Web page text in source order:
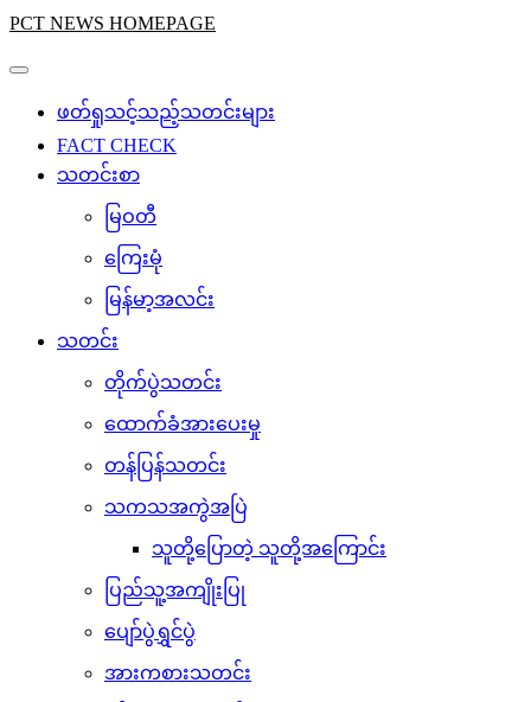
PCT NEWS HOMEPAGE
ဖတ်ရှုသင့်သည့်သတင်းများ
FACT CHECK
သတင်းစာ
မြဝတီ
ကြေးမုံ
မြန်မာ့အလင်း
သတင်း
တိုက်ပွဲသတင်း
ထောက်ခံအားပေးမှု
တန်ပြန်သတင်း
သကသအကွဲအပြဲ
သူတို့ပြောတဲ့ သူတို့အကြောင်း
ပြည်သူ့အကျိုးပြု
ပျော်ပွဲရွှင်ပွဲ
အားကစားသတင်း